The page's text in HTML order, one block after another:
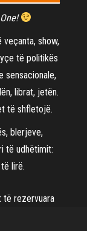
veçanta, show,
të politikës
sensacionale,
librat, jetën.
të shfletojë.
blerjeve,
të udhëtimit:
lirë.
të rezervuara